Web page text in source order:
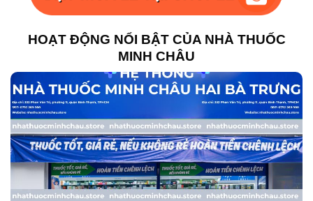
HOẠT ĐỘNG NỔI BẬT CỦA NHÀ THUỐC
MINH CHÂU